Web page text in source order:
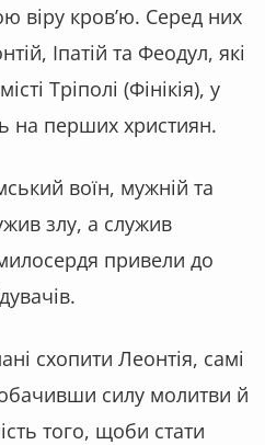
віру кров’ю. Серед них
Іпатій та Феодул, які
Тріполі (Фінікія), у
на перших християн.
воїн, мужній та
злу, а служив
привели до
схопити Леонтія, самі
силу молитви й
того, щоби стати